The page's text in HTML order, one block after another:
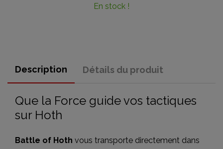
En stock !
Description Détails du produit
Que la Force guide vos tactiques
sur Hoth
Battle of Hoth vous transporte directement dans